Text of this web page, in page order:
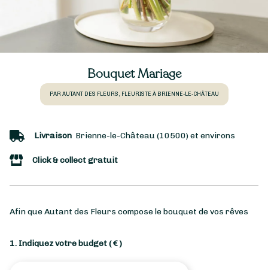
Bouquet Mariage
PAR AUTANT DES FLEURS, FLEURISTE À BRIENNE-LE-CHÂTEAU
Livraison Brienne-le-Château (10500) et environs
Click & collect gratuit
Afin que Autant des Fleurs compose le bouquet de vos rêves
1. Indiquez votre budget( € )